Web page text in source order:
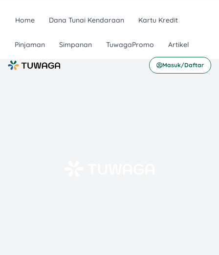
Home Dana Tunai Kendaraan Kartu Kredit
Pinjaman Simpanan TuwagaPromo Artikel
Masuk/Daftar